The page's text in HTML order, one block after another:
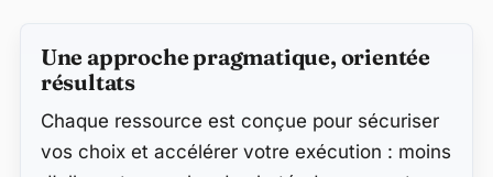
Contenu secondaire
Une approche pragmatique, orientée
résultats
Chaque ressource est conçue pour sécuriser
vos choix et accélérer votre exécution : moins